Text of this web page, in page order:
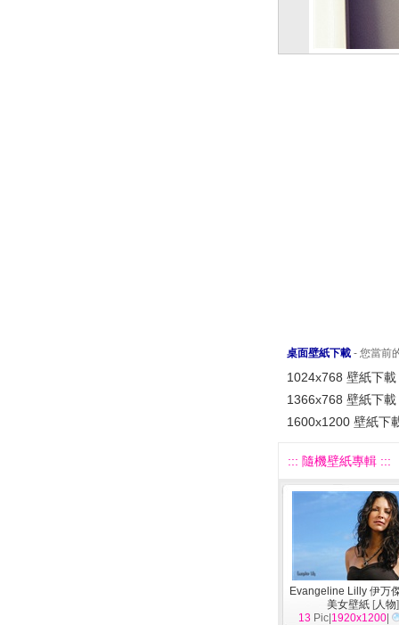
桌面壁紙下載 - 您當前
1024x768 壁紙下載
1366x768 壁紙下載
1600x1200 壁紙下
::: 隨機壁紙專輯 :::
Evangeline Lilly 伊万
美女壁紙 [人物]
13 Pic| 1920x1200